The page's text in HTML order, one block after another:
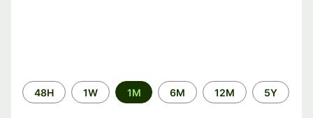
Time
period
48H 1W 1M 6M 12M 5Y